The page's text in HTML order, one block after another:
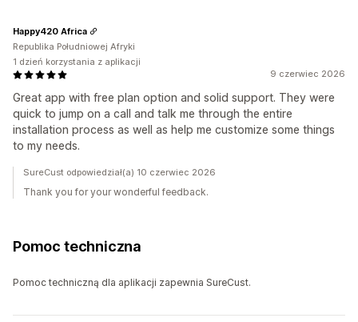
9 czerwiec 2026
Great app with free plan option and solid support. They were
quick to jump on a call and talk me through the entire
installation process as well as help me customize some things
to my needs.
Happy420 Africa
Republika Południowej Afryki
1 dzień korzystania z aplikacji
SureCust odpowiedział(a) 10 czerwiec 2026
Thank you for your wonderful feedback.
Pomoc techniczna
Pomoc techniczną dla aplikacji zapewnia SureCust.